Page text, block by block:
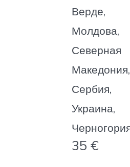
Верде,
Молдова,
Северная
Македония,
Сербия,
Украина,
35 €